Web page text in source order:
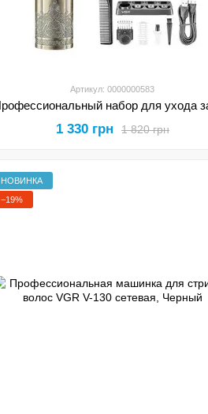
Артикул: 0000000583
1 820 грн
1 330 грн
НОВИНКА
−19%